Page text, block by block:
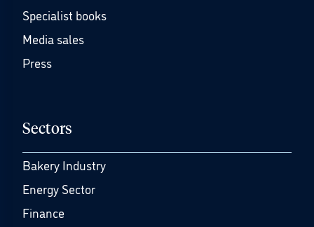
Specialist books
Media sales
Press
Sectors
Bakery Industry
Energy Sector
Finance